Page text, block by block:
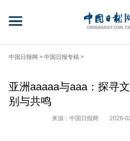
中国日报网 > 中国日报专稿 >
亚洲aaaaa与aaa：探寻
别与共鸣
来源：中国日报网 2026-